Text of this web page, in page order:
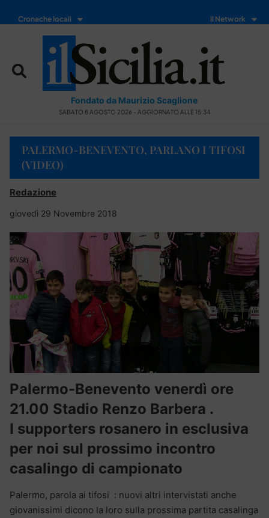
Cronache locali Il Network
Fondato da Maurizio Scaglione
SABATO 8 AGOSTO 2026 - AGGIORNATO ALLE 15:34
PALERMO-BENEVENTO, PARLANO I TIFOSI
(VIDEO)
Redazione
giovedì 29 Novembre 2018
Palermo-Benevento venerdì ore
21.00 Stadio Renzo Barbera .
I supporters rosanero in esclusiva
per noi sul prossimo incontro
casalingo di campionato
Palermo, parola ai tifosi : nuovi altri intervistati anche
giovanissimi dicono la loro sulla prossima partita casalinga